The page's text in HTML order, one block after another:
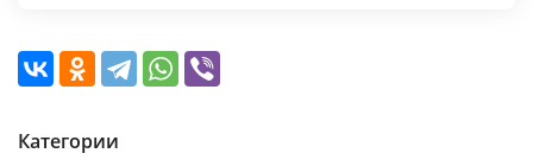
Категории